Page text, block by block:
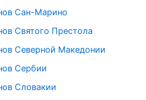
Сан-Марино
Святого Престола
Северной Македонии
Сербии
Словакии